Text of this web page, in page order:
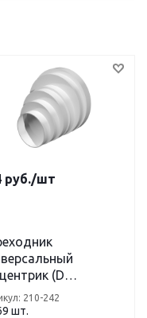
руб./шт
(D
120/125/160)
шт.
210-242